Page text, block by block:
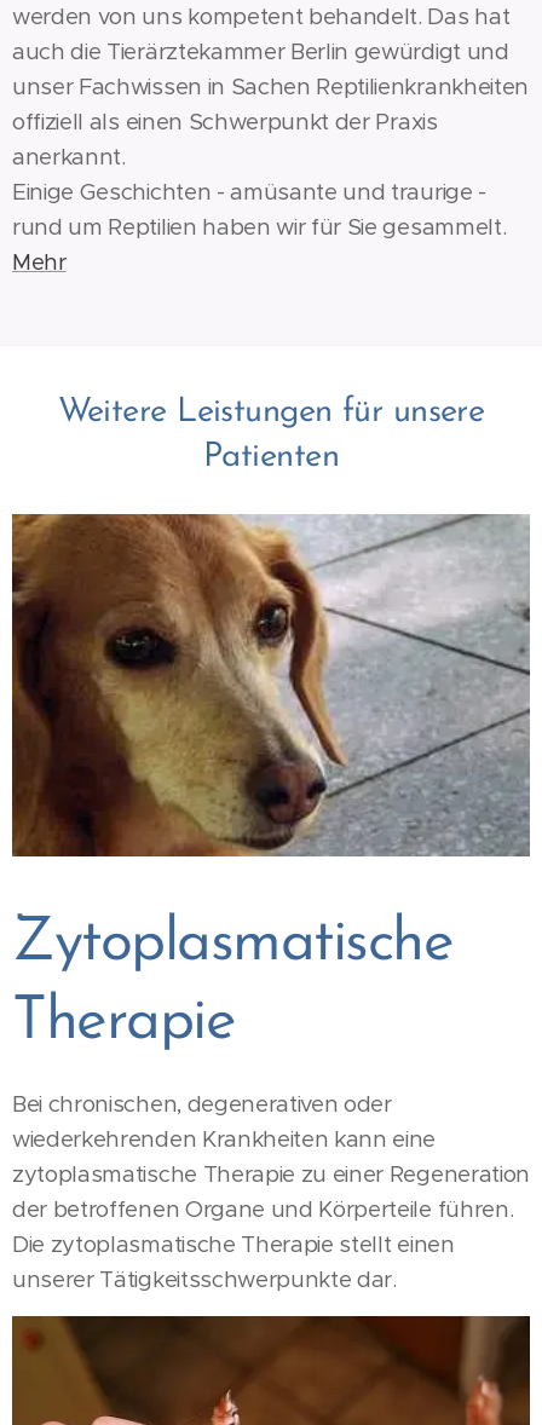
werden von uns kompetent behandelt. Das hat
auch die Tierärztekammer Berlin gewürdigt und
unser Fachwissen in Sachen Reptilienkrankheiten
offiziell als einen Schwerpunkt der Praxis
anerkannt.
Einige Geschichten - amüsante und traurige -
rund um Reptilien haben wir für Sie gesammelt.
Mehr
Weitere Leistungen für unsere
Patienten
Zytoplasmatische
Therapie
Bei chronischen, degenerativen oder
wiederkehrenden Krankheiten kann eine
zytoplasmatische Therapie zu einer Regeneration
der betroffenen Organe und Körperteile führen.
Die zytoplasmatische Therapie stellt einen
unserer Tätigkeitsschwerpunkte dar.